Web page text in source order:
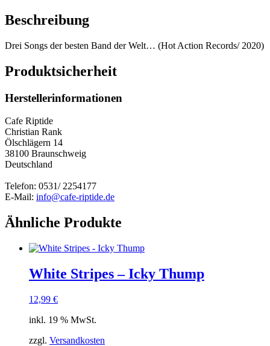
Beschreibung
Drei Songs der besten Band der Welt… (Hot Action Records/ 2020)
Produktsicherheit
Herstellerinformationen
Cafe Riptide
Christian Rank
Ölschlägern 14
38100 Braunschweig
Deutschland
Telefon: 0531/ 2254177
E-Mail: info@cafe-riptide.de
Ähnliche Produkte
White Stripes – Icky Thump
12,99 €
inkl. 19 % MwSt.
zzgl. Versandkosten